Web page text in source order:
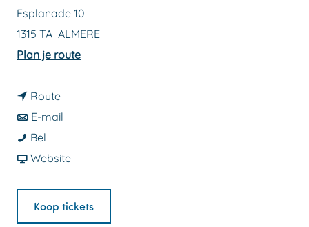
Esplanade 10
1315 TA ALMERE
Plan je routen
g
Routen
a
r
e
E-mail
a
E
v
Bel
v
g
Websitev
n
E
Koop tickets